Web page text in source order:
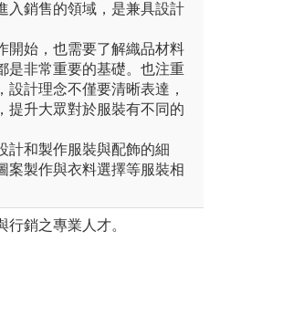
入銷售的領域，是兼具設計
開始，也需要了解織品材料
是非常重要的基礎。也注重
計理念不僅要清晰表達，
提升大眾對於服裝有不同的
計和製作服裝與配飾的細
案製作與衣料選擇等服裝相
銷之專業人才。